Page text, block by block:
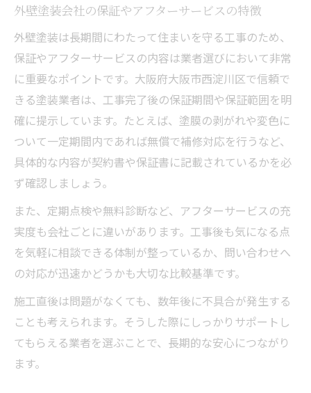
外壁塗装会社の保証やアフターサービスの特徴
外壁塗装は長期間にわたって住まいを守る工事のため、
保証やアフターサービスの内容は業者選びにおいて非常
に重要なポイントです。大阪府大阪市西淀川区で信頼で
きる塗装業者は、工事完了後の保証期間や保証範囲を明
確に提示しています。たとえば、塗膜の剥がれや変色に
ついて一定期間内であれば無償で補修対応を行うなど、
具体的な内容が契約書や保証書に記載されているかを必
ず確認しましょう。
また、定期点検や無料診断など、アフターサービスの充
実度も会社ごとに違いがあります。工事後も気になる点
を気軽に相談できる体制が整っているか、問い合わせへ
の対応が迅速かどうかも大切な比較基準です。
施工直後は問題がなくても、数年後に不具合が発生する
ことも考えられます。そうした際にしっかりサポートし
てもらえる業者を選ぶことで、長期的な安心につながり
ます。